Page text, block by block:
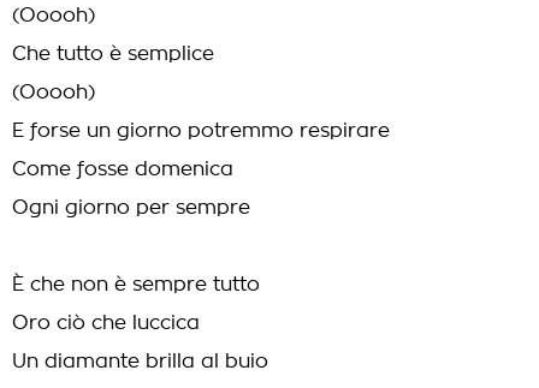
(Ooooh)
Che tutto è semplice
(Ooooh)
E forse un giorno potremmo respirare
Come fosse domenica
Ogni giorno per sempre
È che non è sempre tutto
Oro ciò che luccica
Un diamante brilla al buio